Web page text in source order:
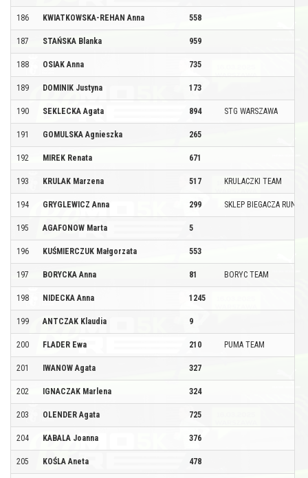
186 KWIATKOWSKA-REHAN Anna 558
187 STAŃSKA Blanka 959
188 OSIAK Anna 735
189 DOMINIK Justyna 173
190 SEKLECKA Agata 894 STG WARSZAWA
191 GOMULSKA Agnieszka 265
192 MIREK Renata 671
193 KRULAK Marzena 517 KRULACZKI TEAM
194 GRYGLEWICZ Anna 299 SKLEP BIEGACZA
195 AGAFONOW Marta 5
196 KUŚMIERCZUK Małgorzata 553
197 BORYCKA Anna 81 BORYC TEAM
198 NIDECKA Anna 1245
199 ANTCZAK Klaudia 9
200 FLADER Ewa 210 PUMA TEAM
201 IWANOW Agata 327
202 IGNACZAK Marlena 324
203 OLENDER Agata 725
204 KABALA Joanna 376
205 KOŚLA Aneta 478